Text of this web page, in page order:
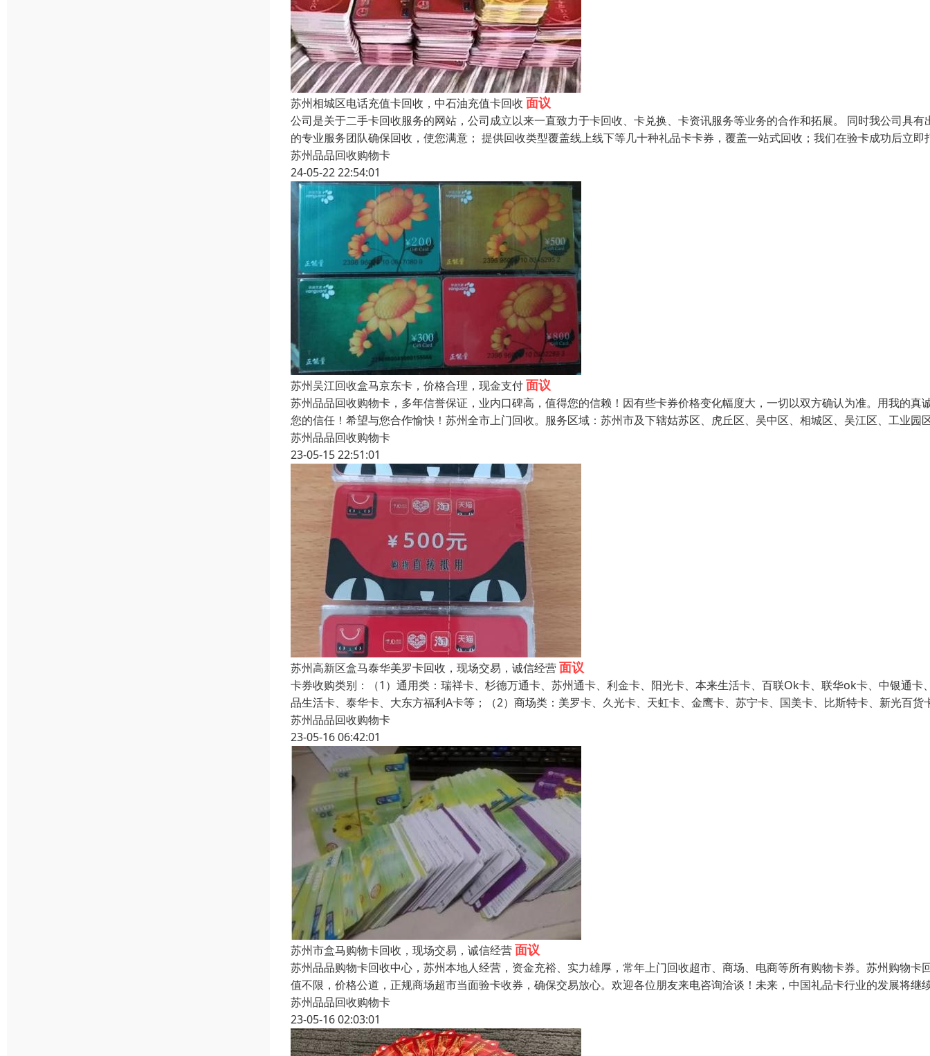
苏州相城区电话充值卡回收，中石油充值卡回收 面议
公司是关于二手卡回收服务的网站，公司成立以来一直致力于卡回收、卡兑换、卡资讯服务等业务的合作和拓展。 同时我公司具有
的专业服务团队确保回收，使您满意； 提供回收类型覆盖线上线下等几十种礼品卡卡券，覆盖一站式回收；我们在验卡成功后立即
苏州品品回收购物卡
24-05-22 22:54:01
苏州吴江回收盒马京东卡，价格合理，现金支付面议
苏州品品回收购物卡，多年信誉保证，业内口碑高，值得您的信赖！因有些卡券价格变化幅度大，一切以双方确认为准。用我的真
您的信任！希望与您合作愉快！苏州全市上门回收。服务区域：苏州市及下辖姑苏区、虎丘区、吴中区、相城区、吴江区、工业园
苏州品品回收购物卡
23-05-15 22:51:01
苏州高新区盒马泰华美罗卡回收，现场交易，诚信经营面议
卡券收购类别：（1）通用类：瑞祥卡、杉德万通卡、苏州通卡、利金卡、阳光卡、本来生活卡、百联Ok卡、联华ok卡、中银通卡
品生活卡、泰华卡、大东方福利A卡等；（2）商场类：美罗卡、久光卡、天虹卡、金鹰卡、苏宁卡、国美卡、比斯特卡、新光百货
苏州品品回收购物卡
23-05-16 06:42:01
苏州市盒马购物卡回收，现场交易，诚信经营面议
苏州品品购物卡回收中心，苏州本地人经营，资金充裕、实力雄厚，常年上门回收超市、商场、电商等所有购物卡券。苏州购物卡
值不限，价格公道，正规商场超市当面验卡收券，确保交易放心。欢迎各位朋友来电咨询洽谈！未来，中国礼品卡行业的发展将继
苏州品品回收购物卡
23-05-16 02:03:01